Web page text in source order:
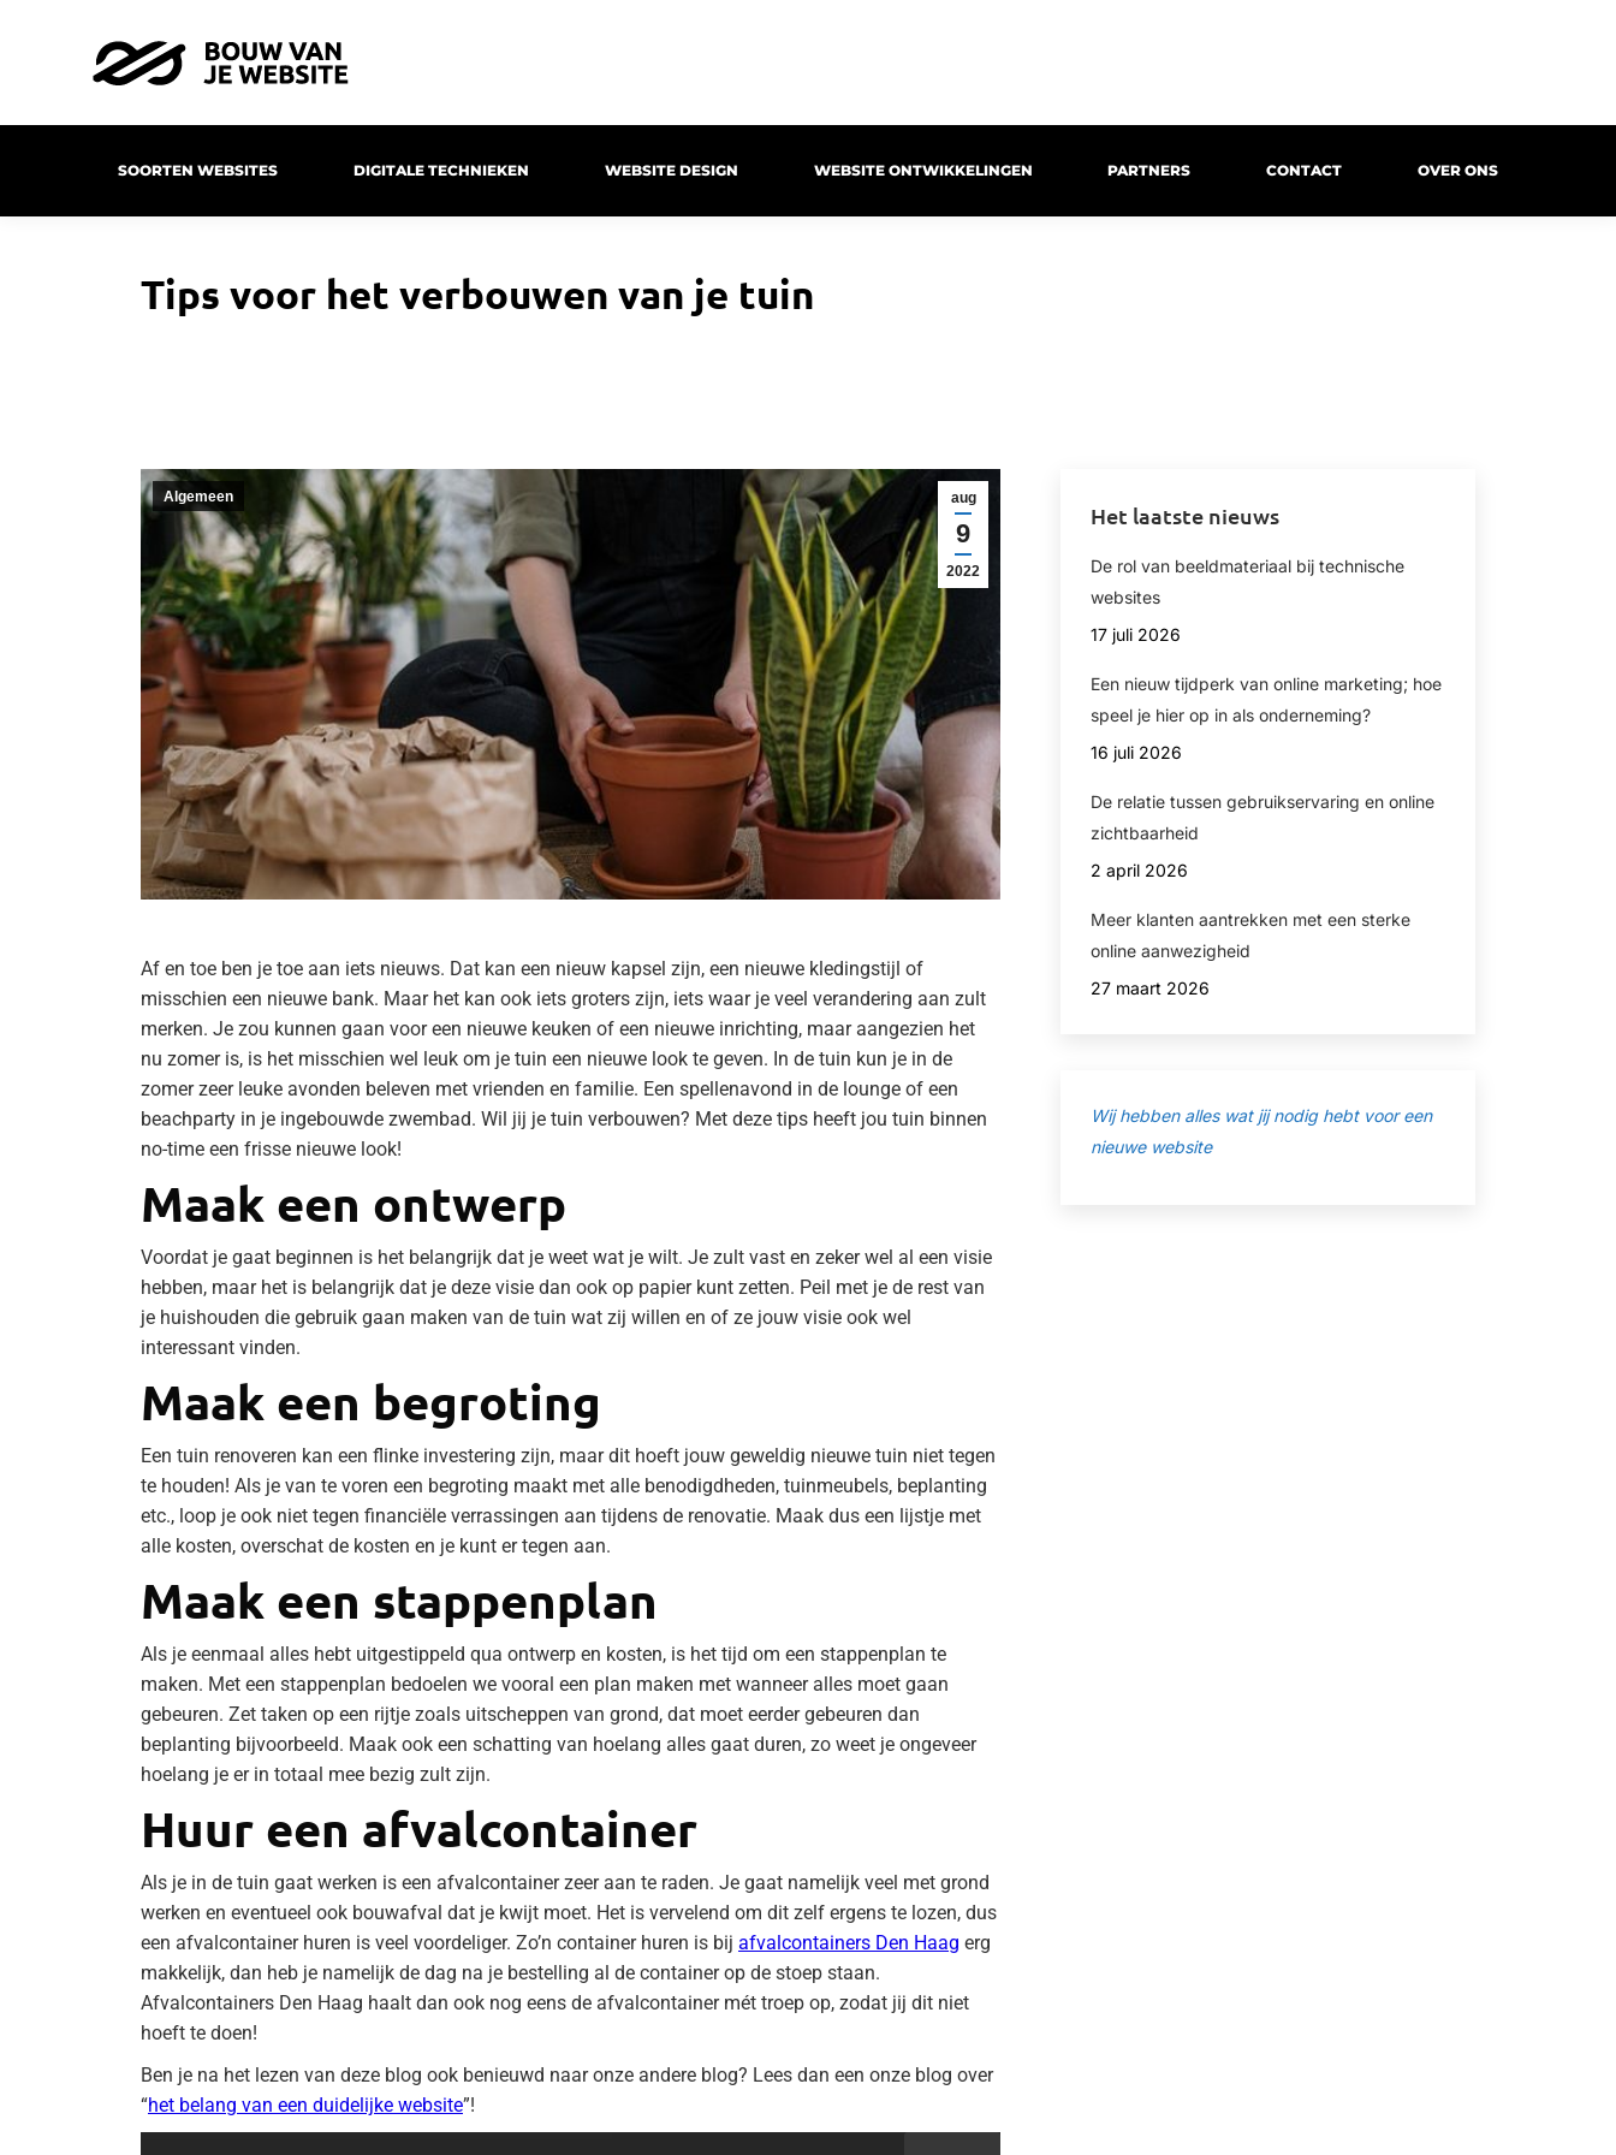
SOORTEN WEBSITES DIGITALE TECHNIEKEN WEBSITE DESIGN WEBSITE ONTWIKKELINGEN PARTNERS CONTACT OVER ONS
Tips voor het verbouwen van je tuin
aug
9
2022
Algemeen
Af en toe ben je toe aan iets nieuws. Dat kan een nieuw kapsel zijn, een nieuwe kledingstijl of
misschien een nieuwe bank. Maar het kan ook iets groters zijn, iets waar je veel verandering aan zult
merken. Je zou kunnen gaan voor een nieuwe keuken of een nieuwe inrichting, maar aangezien het
nu zomer is, is het misschien wel leuk om je tuin een nieuwe look te geven. In de tuin kun je in de
zomer zeer leuke avonden beleven met vrienden en familie. Een spellenavond in de lounge of een
beachparty in je ingebouwde zwembad. Wil jij je tuin verbouwen? Met deze tips heeft jou tuin binnen
no-time een frisse nieuwe look!
Maak een ontwerp
Voordat je gaat beginnen is het belangrijk dat je weet wat je wilt. Je zult vast en zeker wel al een visie
hebben, maar het is belangrijk dat je deze visie dan ook op papier kunt zetten. Peil met je de rest van
je huishouden die gebruik gaan maken van de tuin wat zij willen en of ze jouw visie ook wel
interessant vinden.
Maak een begroting
Een tuin renoveren kan een flinke investering zijn, maar dit hoeft jouw geweldig nieuwe tuin niet tegen
te houden! Als je van te voren een begroting maakt met alle benodigdheden, tuinmeubels, beplanting
etc., loop je ook niet tegen financiële verrassingen aan tijdens de renovatie. Maak dus een lijstje met
alle kosten, overschat de kosten en je kunt er tegen aan.
Maak een stappenplan
Als je eenmaal alles hebt uitgestippeld qua ontwerp en kosten, is het tijd om een stappenplan te
maken. Met een stappenplan bedoelen we vooral een plan maken met wanneer alles moet gaan
gebeuren. Zet taken op een rijtje zoals uitscheppen van grond, dat moet eerder gebeuren dan
beplanting bijvoorbeeld. Maak ook een schatting van hoelang alles gaat duren, zo weet je ongeveer
hoelang je er in totaal mee bezig zult zijn.
Huur een afvalcontainer
Als je in de tuin gaat werken is een afvalcontainer zeer aan te raden. Je gaat namelijk veel met grond
werken en eventueel ook bouwafval dat je kwijt moet. Het is vervelend om dit zelf ergens te lozen, dus
een afvalcontainer huren is veel voordeliger. Zo’n container huren is bij afvalcontainers Den Haag erg
makkelijk, dan heb je namelijk de dag na je bestelling al de container op de stoep staan.
Afvalcontainers Den Haag haalt dan ook nog eens de afvalcontainer mét troep op, zodat jij dit niet
hoeft te doen!
Ben je na het lezen van deze blog ook benieuwd naar onze andere blog? Lees dan een onze blog over
“het belang van een duidelijke website”!
Het laatste nieuws
De rol van beeldmateriaal bij technische
websites
17 juli 2026
Een nieuw tijdperk van online marketing; hoe
speel je hier op in als onderneming?
16 juli 2026
De relatie tussen gebruikservaring en online
zichtbaarheid
2 april 2026
Meer klanten aantrekken met een sterke
online aanwezigheid
27 maart 2026
Wij hebben alles wat jij nodig hebt voor een
nieuwe website